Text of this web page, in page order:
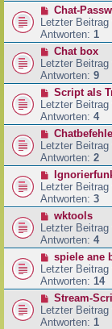
Chat-
Letzter
Antworten: 1
Chat box
Letzter
Antworten: 9
Script als
Letzter
Antworten: 4
Letzter
Antworten: 2
Letzter
Antworten: 3
wktools
Letzter
Antworten: 4
spiele ane
Letzter
Antworten: 14
Stream-
Letzter
Antworten: 1